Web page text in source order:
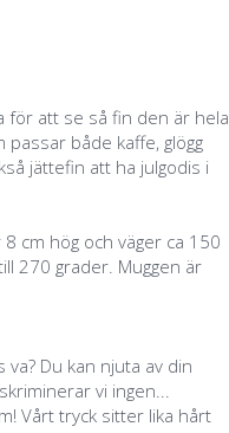
för att se så fin den är hela
passar både kaffe, glögg
jättefin att ha julgodis i
cm hög och väger ca 150
270 grader. Muggen är
Du kan njuta av din
vi ingen...
Vårt tryck sitter lika hårt